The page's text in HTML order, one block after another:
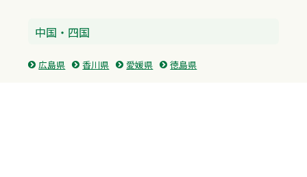
中国・四国
広島県 香川県 愛媛県 徳島県